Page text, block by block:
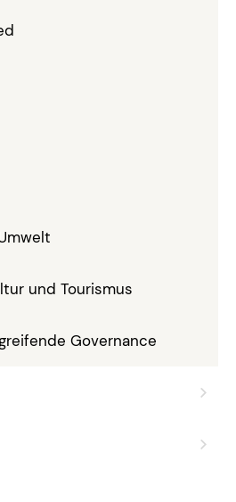
und Tourismus
Governance